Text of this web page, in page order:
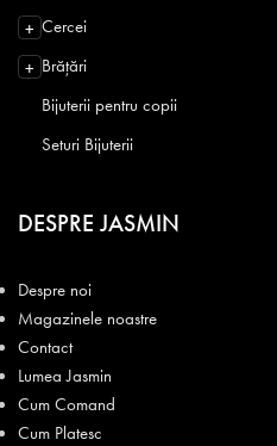
+ Cercei
+ Brățări
Bijuterii pentru copii
Seturi Bijuterii
DESPRE JASMIN
Despre noi
Magazinele noastre
Contact
Lumea Jasmin
Cum Comand
Cum Platesc